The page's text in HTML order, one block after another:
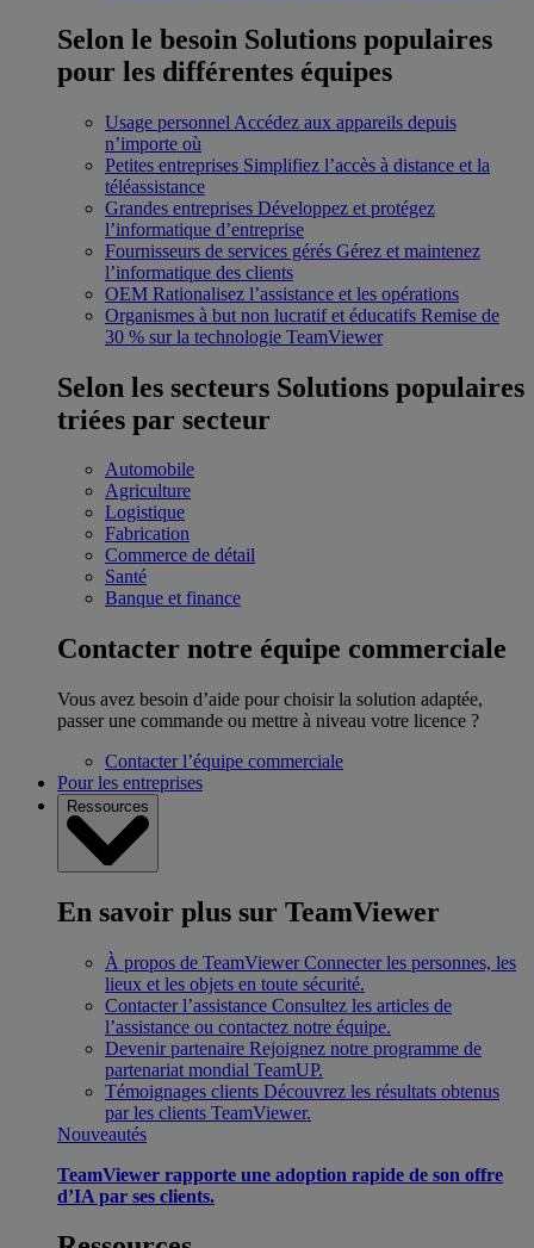
Selon le besoin Solutions populaires
pour les différentes équipes
Usage personnel Accédez aux appareils depuis
n’importe où
Petites entreprises Simplifiez l’accès à distance et la
téléassistance
Grandes entreprises Développez et protégez
l’informatique d’entreprise
Fournisseurs de services gérés Gérez et maintenez
l’informatique des clients
OEM Rationalisez l’assistance et les opérations
Organismes à but non lucratif et éducatifs Remise de
30 % sur la technologie TeamViewer
Selon les secteurs Solutions populaires
triées par secteur
Automobile
Agriculture
Logistique
Fabrication
Commerce de détail
Santé
Banque et finance
Contacter notre équipe commerciale
Vous avez besoin d’aide pour choisir la solution adaptée,
passer une commande ou mettre à niveau votre licence ?
Contacter l’équipe commerciale
Pour les entreprises
Ressources
En savoir plus sur TeamViewer
À propos de TeamViewer Connecter les personnes, les
lieux et les objets en toute sécurité.
Contacter l’assistance Consultez les articles de
l’assistance ou contactez notre équipe.
Devenir partenaire Rejoignez notre programme de
partenariat mondial TeamUP.
Témoignages clients Découvrez les résultats obtenus
par les clients TeamViewer.
Nouveautés
TeamViewer rapporte une adoption rapide de son offre
d’IA par ses clients.